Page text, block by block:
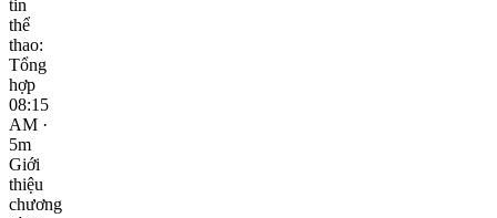
tin
thể
thao:
Tổng
hợp
08:15
AM ·
5m
Giới
thiệu
chương